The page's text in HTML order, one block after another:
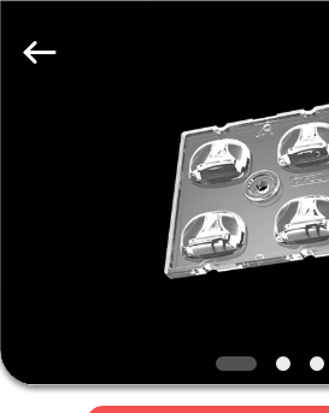
PRODOTTI
NOI
Technology
Co.,